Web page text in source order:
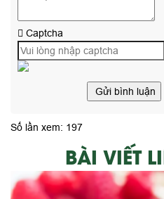
Captcha
Gửi bình luận
Số lần xem: 197
BÀI VIẾT